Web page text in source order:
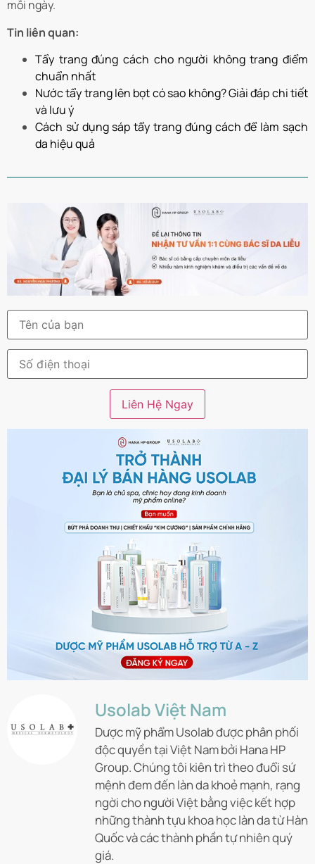
mỗi ngày.
Tin liên quan:
Tẩy trang đúng cách cho người không trang điểm
chuẩn nhất
Nước tẩy trang lên bọt có sao không? Giải đáp chi tiết
và lưu ý
Cách sử dụng sáp tẩy trang đúng cách để làm sạch
da hiệu quả
Usolab Việt Nam
Dược mỹ phẩm Usolab được phân phối
độc quyền tại Việt Nam bởi Hana HP
Group. Chúng tôi kiên trì theo đuổi sứ
mệnh đem đến làn da khoẻ mạnh, rạng
ngời cho người Việt bằng việc kết hợp
những thành tựu khoa học làn da từ Hàn
Quốc và các thành phần tự nhiên quý
giá.